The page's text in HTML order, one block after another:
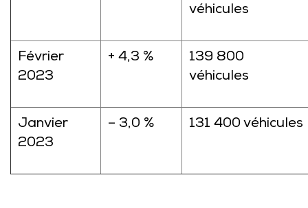
véhicules
Février
2023
+ 4,3 %
139 800
véhicules
Janvier
2023
– 3,0 % 131 400 véhicules